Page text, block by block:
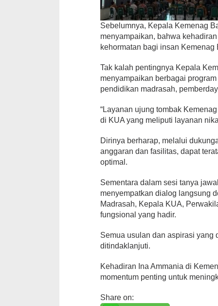
Sebelumnya, Kepala Kemenag
menyampaikan, bahwa
kehormatan bagi insan Kemenag
Tak kalah pentingnya Kepala
menyampaikan berbagai
pendidikan madrasah,
“Layanan ujung tombak
di KUA yang meliputi layanan
Dirinya berharap, melalui
anggaran dan fasilitas, dapat
optimal.
Sementara dalam sesi tanya
menyempatkan dialog langsung
Madrasah, Kepala KUA,
fungsional yang hadir.
Semua usulan dan aspirasi yang
ditindaklanjuti.
Kehadiran Ina Ammania di
momentum penting untuk
Share on: